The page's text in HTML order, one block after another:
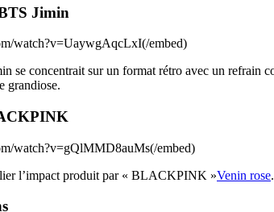
Jimin
watch?v=UaywgAqcLxI(/embed)
se concentrait sur un format rétro avec un refrain
grandiose.
watch?v=gQlMMD8auMs(/embed)
l’impact produit par « BLACKPINK »Venin rose